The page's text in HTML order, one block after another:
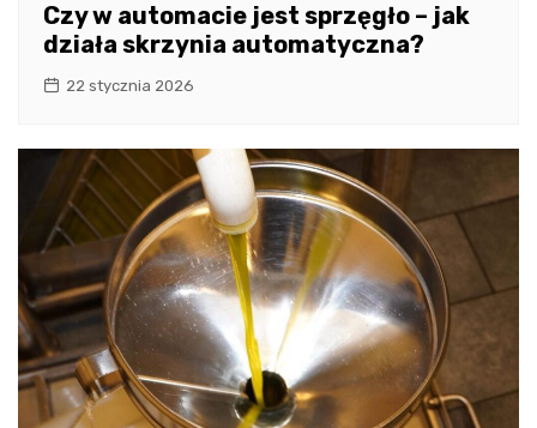
Czy w automacie jest sprzęgło – jak
działa skrzynia automatyczna?
22 stycznia 2026